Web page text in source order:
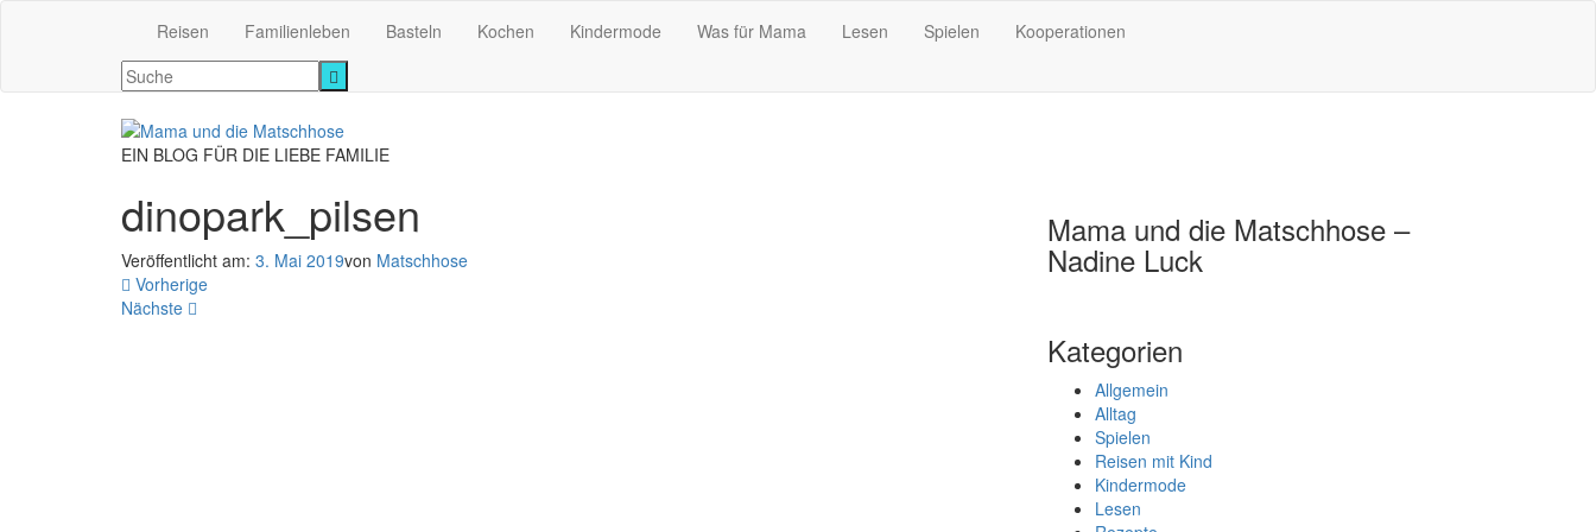
Reisen Familienleben Basteln Kochen Kindermode Was für Mama Lesen Spielen Kooperationen
EIN BLOG FÜR DIE LIEBE FAMILIE
dinopark_pilsen
Veröffentlicht am: 3. Mai 2019von Matschhose
Vorherige
Nächste
Mama und die Matschhose –
Nadine Luck
Kategorien
Allgemein
Alltag
Spielen
Reisen mit Kind
Kindermode
Lesen